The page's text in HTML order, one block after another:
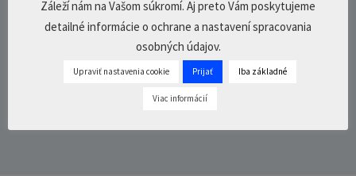
Záleží nám na Vašom súkromí. Aj preto Vám poskytujeme
detailné informácie o ochrane a nastavení spracovania
osobných údajov.
Upraviť nastavenia cookie Prijať Iba základné
Viac informácií